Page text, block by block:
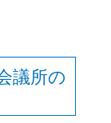
議所の